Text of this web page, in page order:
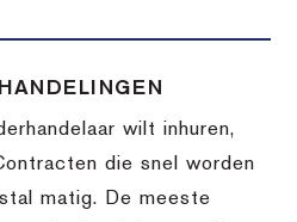
wilt inhuren,
die snel worden
matig. De meeste